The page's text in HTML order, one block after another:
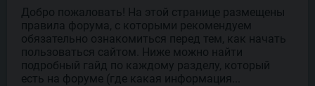
Добро пожаловать! На этой странице размещены
правила форума, с которыми рекомендуем
обязательно ознакомиться перед тем, как начать
пользоваться сайтом. Ниже можно найти
подробный гайд по каждому разделу, который
есть на форуме (где какая информация...